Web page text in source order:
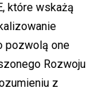
które wskażą
pozwolą one
Rozwoju
z